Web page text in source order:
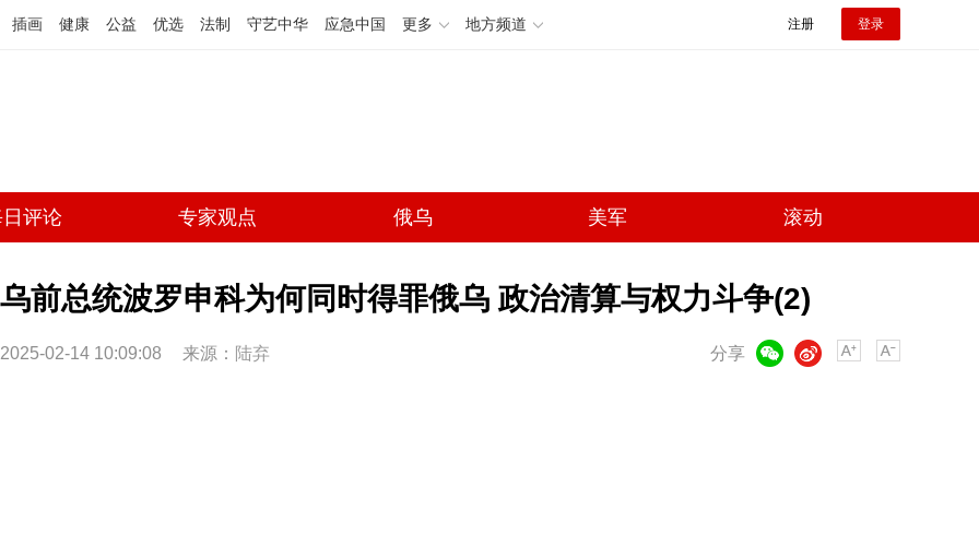
插画 健康 公益 优选 法制 守艺中华 应急中国 更多 地方频道 注册 登录
评论 专家观点 俄乌 美军 滚动
乌前总统波罗申科为何同时得罪俄乌 政治清算与权力斗争(2)
2025-02-14 10:09:08 来源： 陆弃 分享
微博